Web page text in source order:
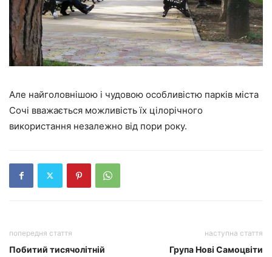
Але найголовнішою і чудовою особливістю парків міста
Сочі вважається можливість їх цілорічного
використання незалежно від пори року.
попередня стаття
Побитий тисячолітній
наступна стаття
Група Нові Самоцвіти